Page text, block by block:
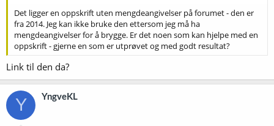
Det ligger en oppskrift uten mengdeangivelser på forumet - den er
fra 2014. Jeg kan ikke bruke den ettersom jeg må ha
mengdeangivelser for å brygge. Er det noen som kan hjelpe med en
oppskrift - gjerne en som er utprøvet og med godt resultat?
Link til den da?
Y YngveKL